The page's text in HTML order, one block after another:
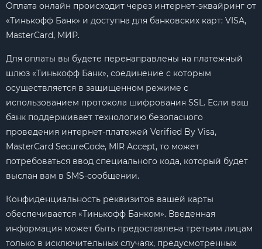
Оплата онлайн происходит через интернет-эквайринг от
«Тинькофф Банк» и доступна для банковских карт: VISA,
MasterCard, МИР.
Для оплаты вы будете перенаправлены на платежный
шлюз «Тинькофф Банк», соединение с которым
осуществляется в защищенном режиме с
использованием протокола шифрования SSL. Если ваш
банк поддерживает технологию безопасного
проведения интернет-платежей Verified By Visa,
MasterCard SecureCode, MIR Accept, то может
потребоваться ввод специального кода, который будет
выслан вам в SMS-сообщении.
Конфиденциальность реквизитов вашей карты
обеспечивается «Тинькофф Банком». Введенная
информация может быть предоставлена третьим лицам
только в исключительных случаях, предусмотренных